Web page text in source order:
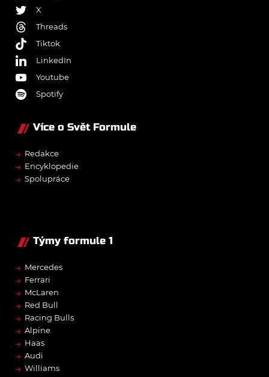
X
Threads
Tiktok
LinkedIn
Youtube
Spotify
Více o Svět Formule
→ Redakce
→ Encyklopedie
→ Spolupráce
Týmy formule 1
→ Mercedes
→ Ferrari
→ McLaren
→ Red Bull
→ Racing Bulls
→ Alpine
→ Haas
→ Audi
→ Williams